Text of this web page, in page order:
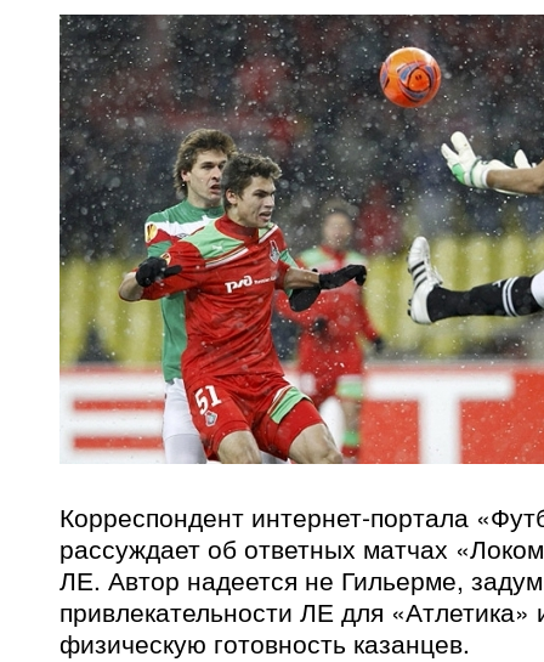
Корреспондент интернет-портала
рассуждает об ответных матчах
ЛЕ. Автор надеется не Гильерме,
привлекательности ЛЕ для «Атлетика»
физическую готовность казанцев.